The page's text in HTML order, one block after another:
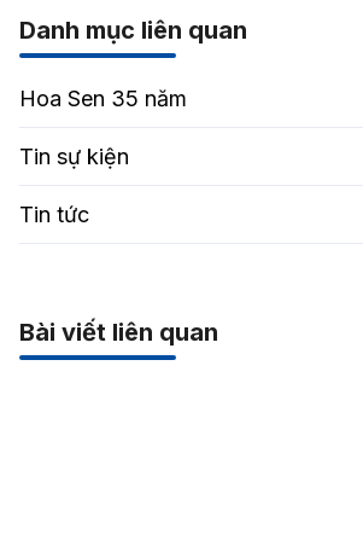
Danh mục liên quan
Hoa Sen 35 năm
Tin sự kiện
Tin tức
Bài viết liên quan